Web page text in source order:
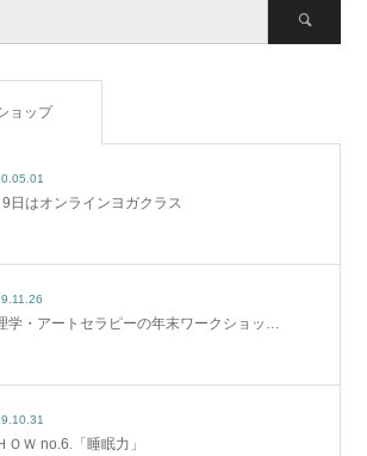
ョップ
日はオンラインヨガクラス
学・アートセラピーの年末ワークショッ…
ＯＷ no.6.「睡眠力」